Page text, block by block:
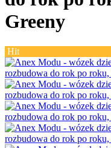
Greeny
Hit